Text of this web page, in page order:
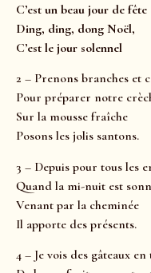
C’est un beau jour de fête
Ding, ding, dong Noël,
C’est le jour solennel
2 – Prenons branches et
Pour préparer notre
Sur la mousse fraîche
Posons les jolis santons.
3 – Depuis pour tous les
Quand la mi-nuit est
Venant par la cheminée
Il apporte des présents.
4 – Je vois des gâteaux en